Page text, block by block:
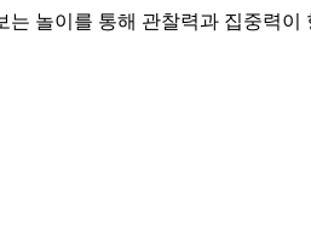
는 놀이를 통해 관찰력과 집중력